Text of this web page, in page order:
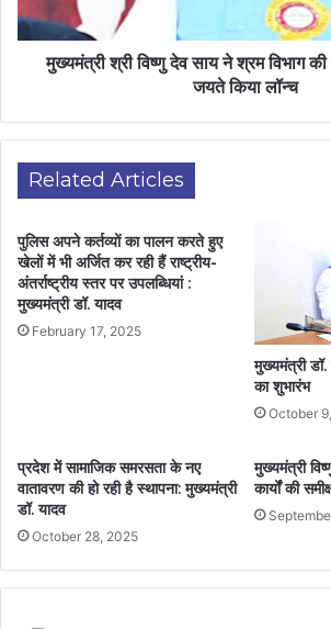
मुख्यमंत्री श्री विष्णु देव साय ने श्रम विभाग
जयते किया लॉन्च
Related Articles
पुलिस अपने कर्तव्यों का पालन करते हुए
खेलों में भी अर्जित कर रही हैं राष्ट्रीय-
अंतर्राष्ट्रीय स्तर पर उपलब्धियां :
मुख्यमंत्री डॉ. यादव
February 17, 2025
मुख्यमंत्री
का शुभारंभ
October
प्रदेश में सामाजिक समरसता के नए
वातावरण की हो रही है स्थापना: मुख्यमंत्री
डॉ. यादव
October 28, 2025
मुख्यमंत्री
कार्यों की